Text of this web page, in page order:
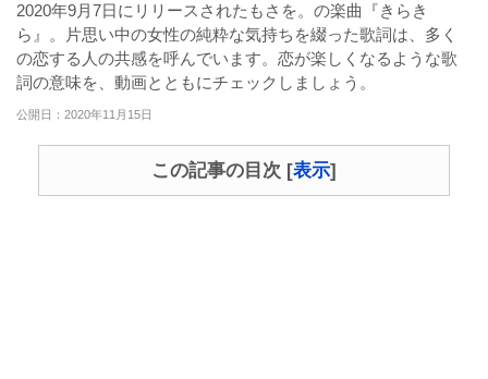
2020年9月7日にリリースされたもさを。の楽曲『きらき
ら』。片思い中の女性の純粋な気持ちを綴った歌詞は、多く
の恋する人の共感を呼んでいます。恋が楽しくなるような歌
詞の意味を、動画とともにチェックしましょう。
公開日：2020年11月15日
この記事の目次 [表示]